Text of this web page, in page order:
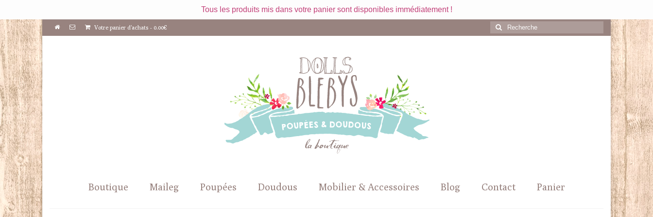
Tous les produits mis dans votre panier sont disponibles immédiatement !
Votre panier d'achats - 0.00€
Rechercher
:
Boutique Maileg Poupées Doudous Mobilier & Accessoires Blog Contact Panier